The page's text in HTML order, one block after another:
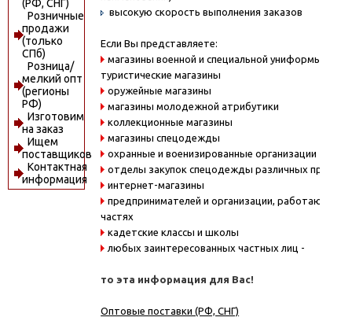
(РФ, СНГ)
Розничные
продажи
(только
СПб)
Розница/
мелкий опт
(регионы
РФ)
Изготовим
на заказ
Ищем
поставщиков
Контактная
информация
высокую скорость выполнения заказов
Если Вы представляете:
магазины военной и специальной униформы -
туристические магазины
оружейные магазины
магазины молодежной атрибутики
коллекционные магазины
магазины спецодежды
охранные и военизированные организации
отделы закупок спецодежды различных
интернет-магазины
предпринимателей и организации, работающие в
частях
кадетские классы и школы
любых заинтересованных частных лиц -
то эта информация для Вас!
Оптовые поставки (РФ, СНГ)